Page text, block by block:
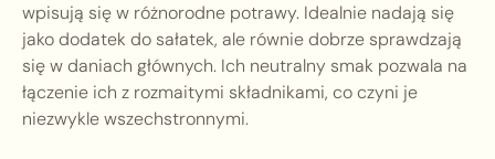
wpisują się w różnorodne potrawy. Idealnie nadają się
jako dodatek do sałatek, ale równie dobrze sprawdzają
się w daniach głównych. Ich neutralny smak pozwala na
łączenie ich z rozmaitymi składnikami, co czyni je
niezwykle wszechstronnymi.